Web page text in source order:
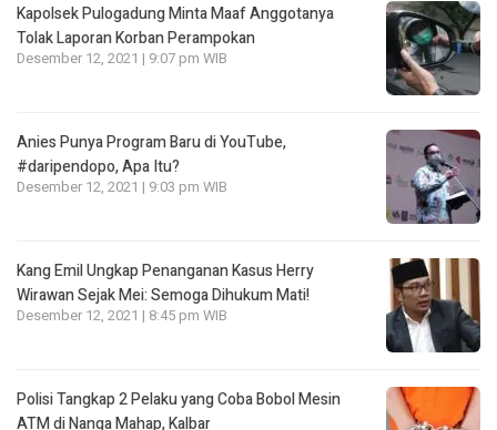
Kapolsek Pulogadung Minta Maaf Anggotanya
Tolak Laporan Korban Perampokan
Desember 12, 2021 | 9:07 pm WIB
Anies Punya Program Baru di YouTube,
#daripendopo, Apa Itu?
Desember 12, 2021 | 9:03 pm WIB
Kang Emil Ungkap Penanganan Kasus Herry
Wirawan Sejak Mei: Semoga Dihukum Mati!
Desember 12, 2021 | 8:45 pm WIB
Polisi Tangkap 2 Pelaku yang Coba Bobol Mesin
ATM di Nanga Mahap, Kalbar